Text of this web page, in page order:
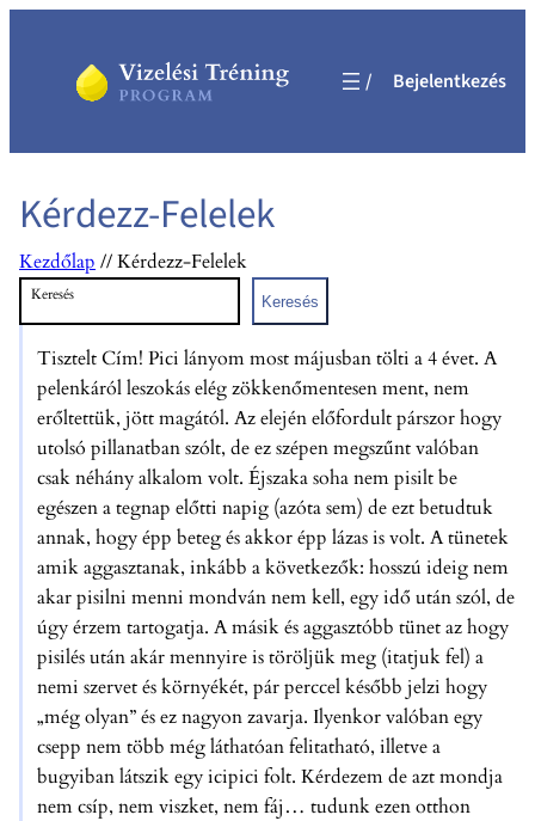
tartalomhoz
Bejelentkezés
Kérdezz-Felelek
Kezdőlap //Kérdezz-Felelek
Keresés Keresés
Tisztelt Cím! Pici lányom most májusban tölti a 4 évet. A
pelenkáról leszokás elég zökkenőmentesen ment, nem
erőltettük, jött magától. Az elején előfordult párszor hogy
utolsó pillanatban szólt, de ez szépen megszűnt valóban
csak néhány alkalom volt. Éjszaka soha nem pisilt be
egészen a tegnap előtti napig (azóta sem) de ezt betudtuk
annak, hogy épp beteg és akkor épp lázas is volt. A tünetek
amik aggasztanak, inkább a következők: hosszú ideig nem
akar pisilni menni mondván nem kell, egy idő után szól, de
úgy érzem tartogatja. A másik és aggasztóbb tünet az hogy
pisilés után akár mennyire is töröljük meg (itatjuk fel) a
nemi szervet és környékét, pár perccel később jelzi hogy
„még olyan” és ez nagyon zavarja. Ilyenkor valóban egy
csepp nem több még láthatóan felitatható, illetve a
bugyiban látszik egy icipici folt. Kérdezem de azt mondja
nem csíp, nem viszket, nem fáj… tudunk ezen otthon